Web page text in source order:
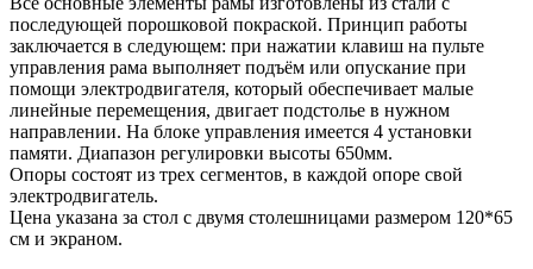
последующей порошковой покраской. Принцип работы
заключается в следующем: при нажатии клавиш на пульте
управления рама выполняет подъём или опускание при
помощи электродвигателя, который обеспечивает малые
линейные перемещения, двигает подстолье в нужном
направлении. На блоке управления имеется 4 установки
памяти. Диапазон регулировки высоты 650мм.
Опоры состоят из трех сегментов, в каждой опоре свой
электродвигатель.
Цена указана за стол с двумя столешницами размером 120*65
см и экраном.